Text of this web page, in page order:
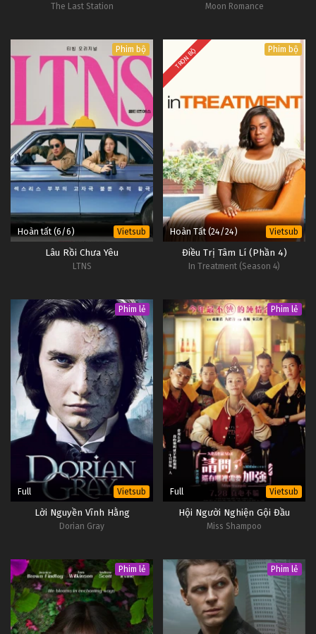
The Last Station Moon Romance
Phim bộ
Hoàn tất (6/6) Vietsub
Lâu Rồi Chưa Yêu
LTNS
TRỌN BỘ Phim bộ
Hoàn Tất (24/24) Vietsub
Điều Trị Tâm Lí (Phần 4)
In Treatment (Season 4)
Phim lẻ
Full Vietsub
Lời Nguyền Vĩnh Hằng
Dorian Gray
Phim lẻ
Full Vietsub
Hội Người Nghiện Gội Đầu
Miss Shampoo
Phim lẻ Phim lẻ